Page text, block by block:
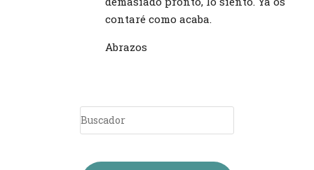
contaré como acaba.
Abrazos